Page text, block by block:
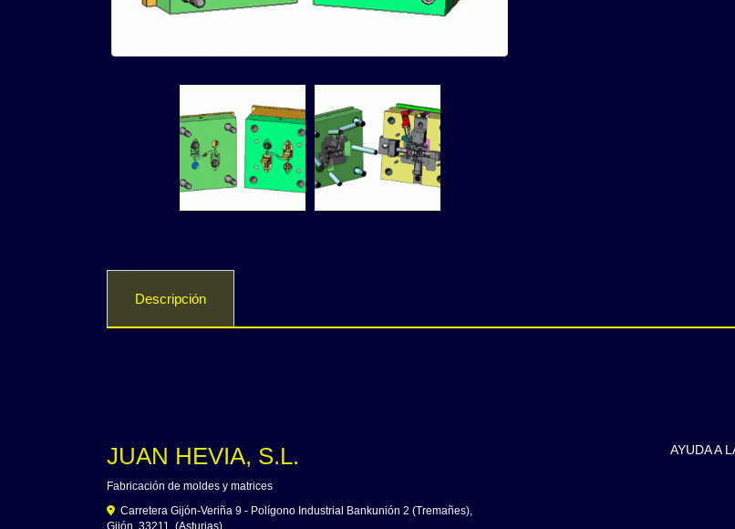
Descripción
JUAN HEVIA, S.L.
Fabricación de moldes y matrices
Carretera Gijón-Veriña 9 - Polígono Industrial Bankunión 2 (Tremañes),
Gijón 33211 (Asturias)
AYUDA A